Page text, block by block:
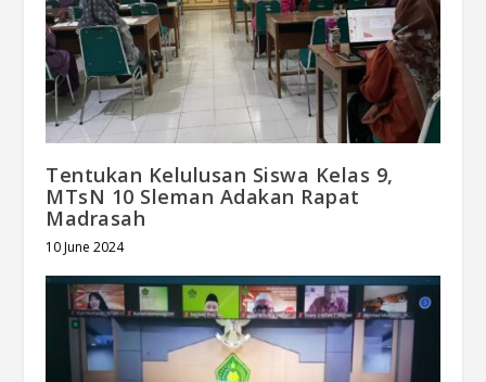
Tentukan Kelulusan Siswa Kelas 9,
MTsN 10 Sleman Adakan Rapat
Madrasah
10 June 2024